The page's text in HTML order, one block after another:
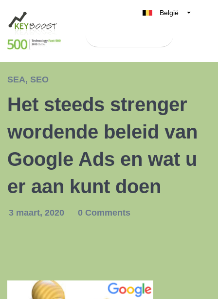
België
Nederland
España
SEA, SEO
Het steeds strenger
wordende beleid van
Google Ads en wat u
er aan kunt doen
3 maart, 2020 0 Comments